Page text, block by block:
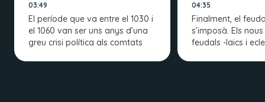
03:49
El període que va entre el 1030 i
el 1060 van ser uns anys d’una
greu crisi política als comtats
04:35
Finalment, el
s’imposà. Els
feudals -laics i